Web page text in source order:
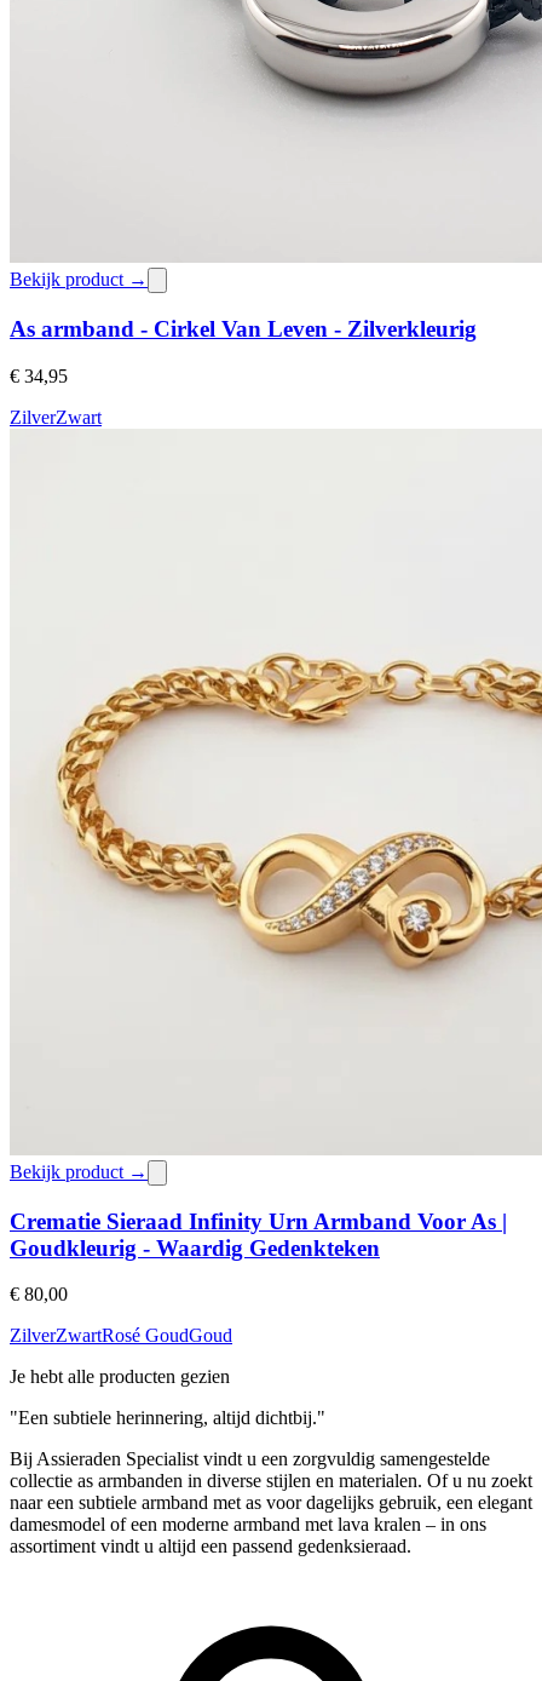
Bekijk product →
As armband - Cirkel Van Leven - Zilverkleurig
€ 34,95
ZilverZwart
Bekijk product →
Crematie Sieraad Infinity Urn Armband Voor As |
Goudkleurig - Waardig Gedenkteken
€ 80,00
ZilverZwartRosé GoudGoud
Je hebt alle producten gezien
"Een subtiele herinnering, altijd dichtbij."
Bij Assieraden Specialist vindt u een zorgvuldig samengestelde
collectie as armbanden in diverse stijlen en materialen. Of u nu zoekt
naar een subtiele armband met as voor dagelijks gebruik, een elegant
damesmodel of een moderne armband met lava kralen – in ons
assortiment vindt u altijd een passend gedenksieraad.